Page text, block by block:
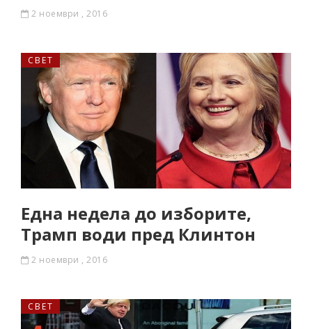
2 ноември , 2016
СВЕТ
Една недела до изборите,
Трамп води пред Клинтон
2 ноември , 2016
СВЕТ